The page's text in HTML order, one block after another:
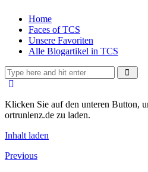
Home
Faces of TCS
Unsere Favoriten
Alle Blogartikel in TCS
Klicken Sie auf den unteren Button,
ortrunlenz.de zu laden.
Inhalt laden
Beitragsnavigation
Previous